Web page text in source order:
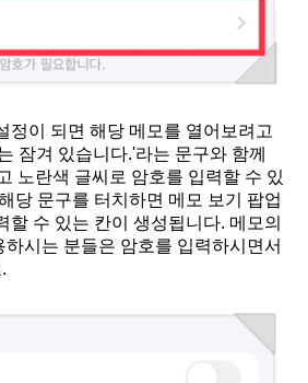
정이 되면 해당 메모를 열어보려고
잠겨 있습니다.'라는 문구와 함께
노란색 글씨로 암호를 입력할 수 있
당 문구를 터치하면 메모 보기 팝업
할 수 있는 칸이 생성됩니다. 메모의
시는 분들은 암호를 입력하시면서